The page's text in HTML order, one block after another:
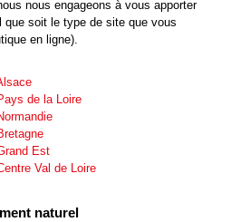
nous engageons à vous apporter
que soit le type de site que vous
en ligne).
de la Loire
Est
Val de Loire
naturel